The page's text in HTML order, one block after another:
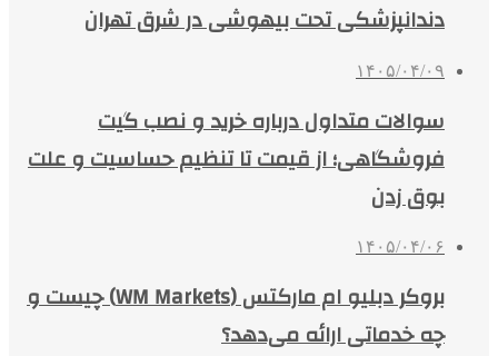
دندانپزشکی تحت بیهوشی در شرق تهران
۱۴۰۵/۰۴/۰۹
سوالات متداول درباره خرید و نصب گیت
فروشگاهی؛ از قیمت تا تنظیم حساسیت و علت
بوق زدن
۱۴۰۵/۰۴/۰۶
بروکر دبلیو ام مارکتس (WM Markets) چیست و
چه خدماتی ارائه می‌دهد؟